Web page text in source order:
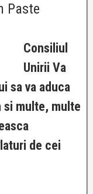
Paste
Consiliul
Unirii Va
sa va aduca
multe, multe
de cei